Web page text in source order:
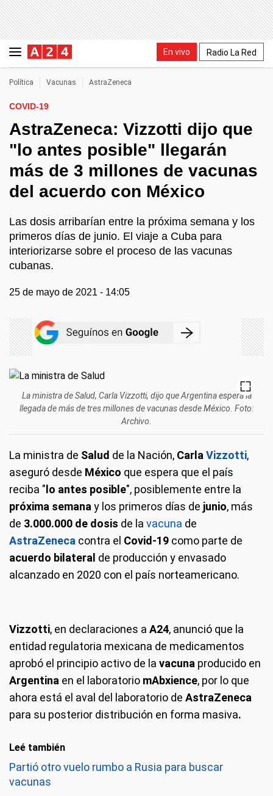
En vivo Radio La Red
Política Vacunas AstraZeneca
COVID-19
AstraZeneca: Vizzotti dijo que
"lo antes posible" llegarán
más de 3 millones de vacunas
del acuerdo con México
Las dosis arribarían entre la próxima semana y los
primeros días de junio. El viaje a Cuba para
interiorizarse sobre el proceso de las vacunas
cubanas.
25 de mayo de 2021 - 14:05
La ministra de Salud, Carla Vizzotti, dijo que Argentina espera la
llegada de más de tres millones de vacunas desde México. Foto:
Archivo.
La ministra de Salud de la Nación, Carla Vizzotti,
aseguró desde México que espera que el país
reciba "lo antes posible", posiblemente entre la
próxima semana y los primeros días de junio, más
de 3.000.000 de dosis de la vacuna de
AstraZeneca contra el Covid-19 como parte de
acuerdo bilateral de producción y envasado
alcanzado en 2020 con el país norteamericano.
Vizzotti, en declaraciones a A24, anunció que la
entidad regulatoria mexicana de medicamentos
aprobó el principio activo de la vacuna producido en
Argentina en el laboratorio mAbxience, por lo que
ahora está el aval del laboratorio de AstraZeneca
para su posterior distribución en forma masiva.
Leé también
Partió otro vuelo rumbo a Rusia para buscar
vacunas